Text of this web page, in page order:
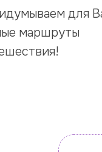
для
маршруты